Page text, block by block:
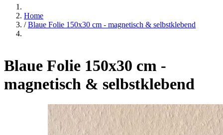
Home
/ Blaue Folie 150x30 cm - magnetisch & selbstklebend
Blaue Folie 150x30 cm -
magnetisch & selbstklebend